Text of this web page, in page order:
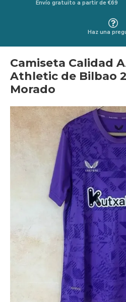
Envío gratuito a partir de €69
Haz una
Camiseta Calidad
Athletic de Bilbao
Morado